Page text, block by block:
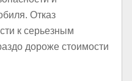
Отказ
к серьезным
дороже стоимости